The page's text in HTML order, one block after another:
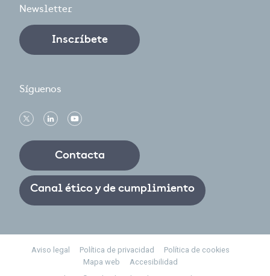
Newsletter
Inscríbete
Síguenos
Contacta
Canal ético y de cumplimiento
FooterAviso legal Política de privacidad
Política de cookies
Mapa web
Accesibilidad